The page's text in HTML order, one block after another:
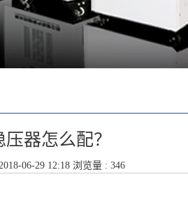
器怎么配？
06-29 12:18 浏览量 : 346